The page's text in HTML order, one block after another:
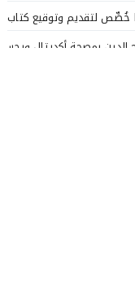
لتقديم وتوقيع كتاب
بمصحة أكديتال ويجسد